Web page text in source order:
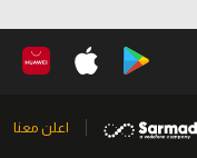
اعلن معنا